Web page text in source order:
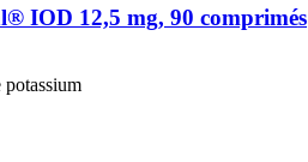
IOD 12,5 mg, 90 comprimés
potassium